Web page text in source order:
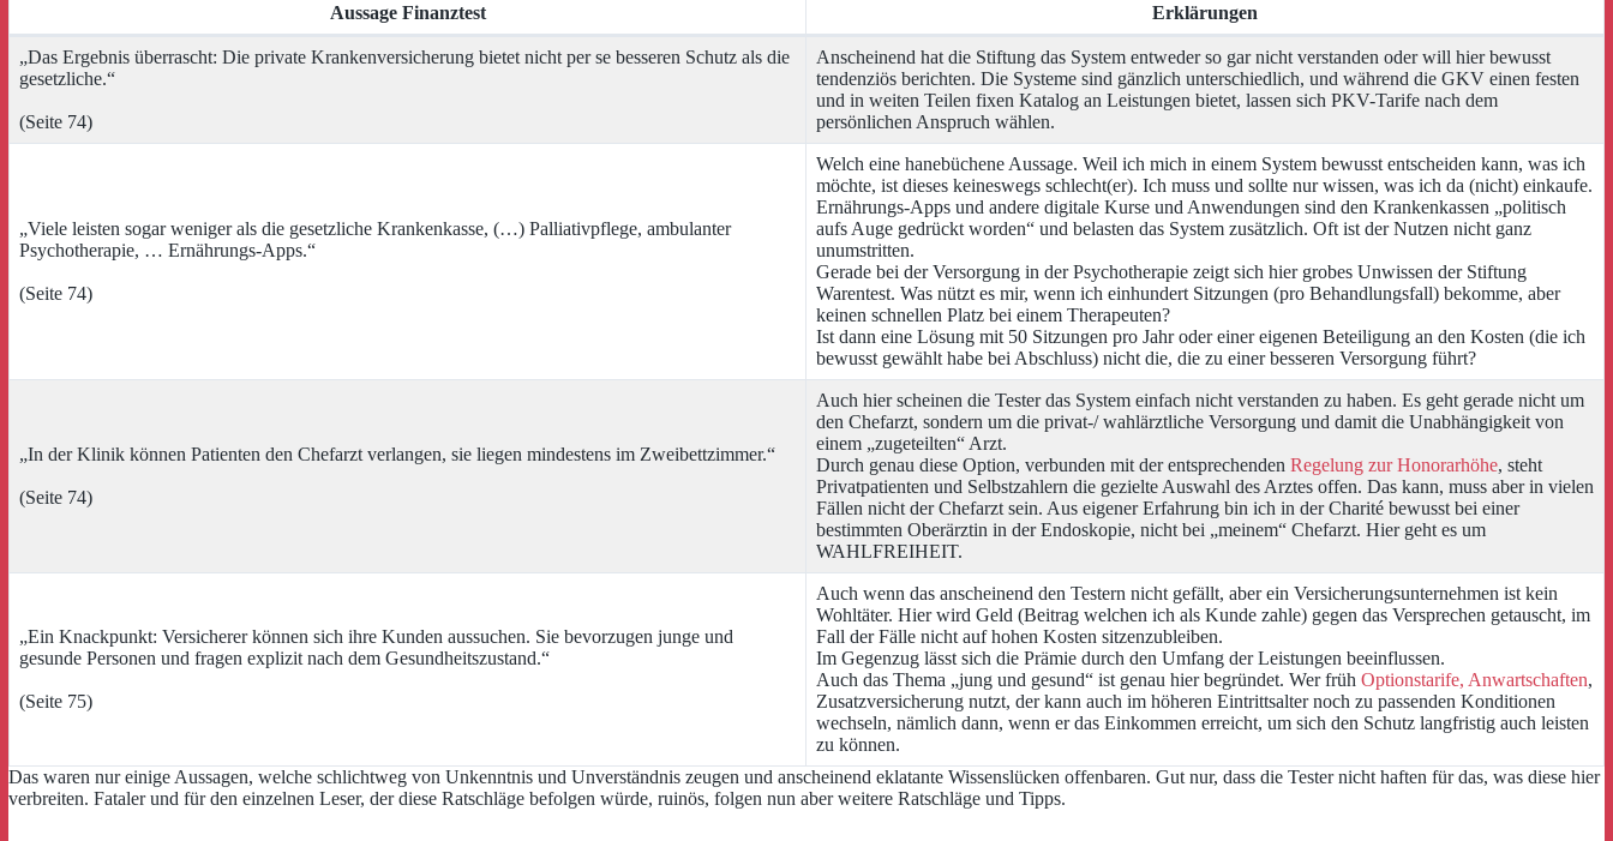
Aussage Finanztest Erklärungen
„Das Ergebnis überrascht: Die private Krankenversicherung bietet nicht per se besseren Schutz als die
gesetzliche.“
(Seite 74)
Anscheinend hat die Stiftung das System entweder so gar nicht verstanden oder will hier bewusst
tendenziös berichten. Die Systeme sind gänzlich unterschiedlich, und während die GKV einen festen
und in weiten Teilen fixen Katalog an Leistungen bietet, lassen sich PKV-Tarife nach dem
persönlichen Anspruch wählen.
„Viele leisten sogar weniger als die gesetzliche Krankenkasse, (…) Palliativpflege, ambulanter
Psychotherapie, … Ernährungs-Apps.“
(Seite 74)
Welch eine hanebüchene Aussage. Weil ich mich in einem System bewusst entscheiden kann, was ich
möchte, ist dieses keineswegs schlecht(er). Ich muss und sollte nur wissen, was ich da (nicht) einkaufe.
Ernährungs-Apps und andere digitale Kurse und Anwendungen sind den Krankenkassen „politisch
aufs Auge gedrückt worden“ und belasten das System zusätzlich. Oft ist der Nutzen nicht ganz
unumstritten.
Gerade bei der Versorgung in der Psychotherapie zeigt sich hier grobes Unwissen der Stiftung
Warentest. Was nützt es mir, wenn ich einhundert Sitzungen (pro Behandlungsfall) bekomme, aber
keinen schnellen Platz bei einem Therapeuten?
Ist dann eine Lösung mit 50 Sitzungen pro Jahr oder einer eigenen Beteiligung an den Kosten (die ich
bewusst gewählt habe bei Abschluss) nicht die, die zu einer besseren Versorgung führt?
„In der Klinik können Patienten den Chefarzt verlangen, sie liegen mindestens im Zweibettzimmer.“
(Seite 74)
Auch hier scheinen die Tester das System einfach nicht verstanden zu haben. Es geht gerade nicht um
den Chefarzt, sondern um die privat-/ wahlärztliche Versorgung und damit die Unabhängigkeit von
einem „zugeteilten“ Arzt.
Durch genau diese Option, verbunden mit der entsprechenden Regelung zur Honorarhöhe, steht
Privatpatienten und Selbstzahlern die gezielte Auswahl des Arztes offen. Das kann, muss aber in vielen
Fällen nicht der Chefarzt sein. Aus eigener Erfahrung bin ich in der Charité bewusst bei einer
bestimmten Oberärztin in der Endoskopie, nicht bei „meinem“ Chefarzt. Hier geht es um
WAHLFREIHEIT.
„Ein Knackpunkt: Versicherer können sich ihre Kunden aussuchen. Sie bevorzugen junge und
gesunde Personen und fragen explizit nach dem Gesundheitszustand.“
(Seite 75)
Auch wenn das anscheinend den Testern nicht gefällt, aber ein Versicherungsunternehmen ist kein
Wohltäter. Hier wird Geld (Beitrag welchen ich als Kunde zahle) gegen das Versprechen getauscht, im
Fall der Fälle nicht auf hohen Kosten sitzenzubleiben.
Im Gegenzug lässt sich die Prämie durch den Umfang der Leistungen beeinflussen.
Auch das Thema „jung und gesund“ ist genau hier begründet. Wer früh Optionstarife, Anwartschaften,
Zusatzversicherung nutzt, der kann auch im höheren Eintrittsalter noch zu passenden Konditionen
wechseln, nämlich dann, wenn er das Einkommen erreicht, um sich den Schutz langfristig auch leisten
zu können.
Das waren nur einige Aussagen, welche schlichtweg von Unkenntnis und Unverständnis zeugen und anscheinend eklatante Wissenslücken offenbaren. Gut nur, dass die Tester nicht haften für das, was diese hier
verbreiten. Fataler und für den einzelnen Leser, der diese Ratschläge befolgen würde, ruinös, folgen nun aber weitere Ratschläge und Tipps.